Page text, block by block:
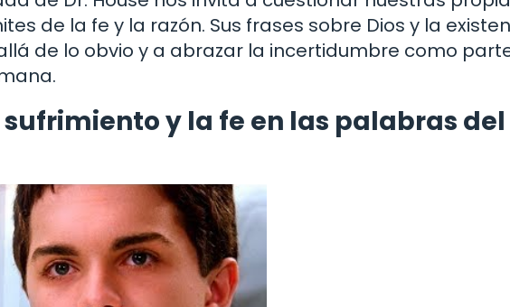
de la fe y la razón. Sus frases sobre Dios y la
de lo obvio y a abrazar la incertidumbre como
y la fe en las palabras del